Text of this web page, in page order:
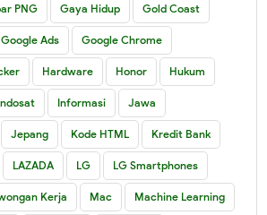
PNG Gaya Hidup Gold Coast
Google Ads Google Chrome
Hardware Honor Hukum
Informasi Jawa
Jepang Kode HTML Kredit Bank
LAZADA LG LG Smartphones
Kerja Mac Machine Learning